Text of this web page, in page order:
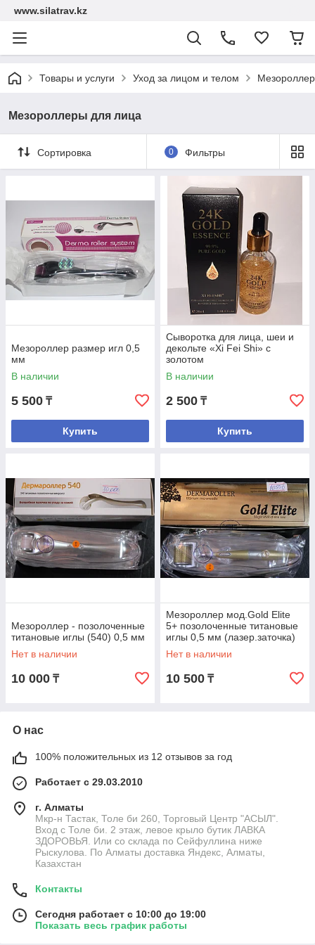
www.silatrav.kz
Товары и услуги Уход за лицом и телом
Мезороллеры для лица
Сортировка 0 Фильтры
Мезороллер размер игл 0,5
мм
В наличии
5 500 ₸
Купить
Сыворотка для лица, шеи и
декольте «Xi Fei Shi» с
золотом
В наличии
2 500 ₸
Купить
Мезороллер - позолоченные
титановые иглы (540) 0,5 мм
Нет в наличии
10 000 ₸
Мезороллер мод.Gold Elite
5+ позолоченные титановые
иглы 0,5 мм (лазер.заточка)
Нет в наличии
10 500 ₸
О нас
100% положительных из 12 отзывов за год
Работает с 29.03.2010
г. Алматы
Мкр-н Тастак, Толе би 260, Торговый Центр "АСЫЛ".
Вход с Толе би. 2 этаж, левое крыло бутик ЛАВКА
ЗДОРОВЬЯ. Или со склада по Сейфуллина ниже
Рыскулова. По Алматы доставка Яндекс, Алматы,
Казахстан
Контакты
Сегодня работает с 10:00 до 19:00
Показать весь график работы